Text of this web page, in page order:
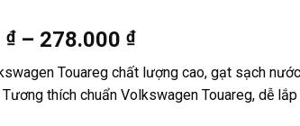
₫ – 278.000 ₫Khoảng
giá:
từ
129.000 ₫
Touareg chất lượng cao, gạt sạch
thích chuẩn Volkswagen Touareg, dễ